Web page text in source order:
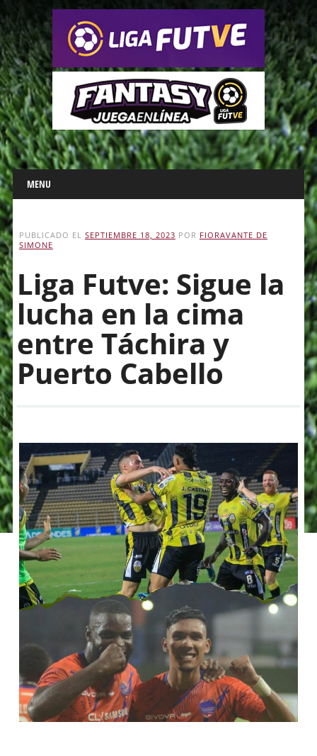
Main menu
Skip
to
content
MENU
PUBLICADO EL SEPTIEMBRE 18, 2023 POR FIORAVANTE DE
SIMONE
Liga Futve: Sigue la
lucha en la cima
entre Táchira y
Puerto Cabello